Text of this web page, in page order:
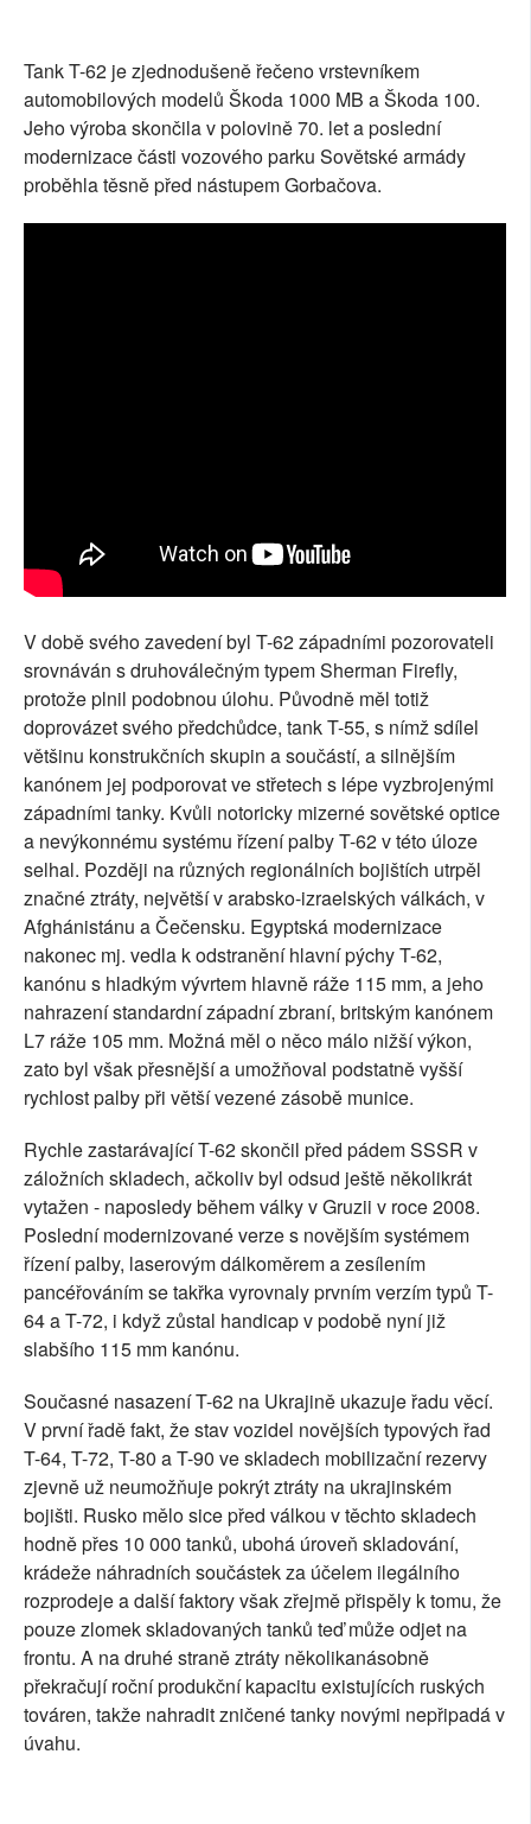
Tank T-62 je zjednodušeně řečeno vrstevníkem
automobilových modelů Škoda 1000 MB a Škoda 100.
Jeho výroba skončila v polovině 70. let a poslední
modernizace části vozového parku Sovětské armády
proběhla těsně před nástupem Gorbačova.
V době svého zavedení byl T-62 západními pozorovateli
srovnáván s druhoválečným typem Sherman Firefly,
protože plnil podobnou úlohu. Původně měl totiž
doprovázet svého předchůdce, tank T-55, s nímž sdílel
většinu konstrukčních skupin a součástí, a silnějším
kanónem jej podporovat ve střetech s lépe vyzbrojenými
západními tanky. Kvůli notoricky mizerné sovětské optice
a nevýkonnému systému řízení palby T-62 v této úloze
selhal. Později na různých regionálních bojištích utrpěl
značné ztráty, největší v arabsko-izraelských válkách, v
Afghánistánu a Čečensku. Egyptská modernizace
nakonec mj. vedla k odstranění hlavní pýchy T-62,
kanónu s hladkým vývrtem hlavně ráže 115 mm, a jeho
nahrazení standardní západní zbraní, britským kanónem
L7 ráže 105 mm. Možná měl o něco málo nižší výkon,
zato byl však přesnější a umožňoval podstatně vyšší
rychlost palby při větší vezené zásobě munice.
Rychle zastarávající T-62 skončil před pádem SSSR v
záložních skladech, ačkoliv byl odsud ještě několikrát
vytažen - naposledy během války v Gruzii v roce 2008.
Poslední modernizované verze s novějším systémem
řízení palby, laserovým dálkoměrem a zesílením
pancéřováním se takřka vyrovnaly prvním verzím typů T-
64 a T-72, i když zůstal handicap v podobě nyní již
slabšího 115 mm kanónu.
Současné nasazení T-62 na Ukrajině ukazuje řadu věcí.
V první řadě fakt, že stav vozidel novějších typových řad
T-64, T-72, T-80 a T-90 ve skladech mobilizační rezervy
zjevně už neumožňuje pokrýt ztráty na ukrajinském
bojišti. Rusko mělo sice před válkou v těchto skladech
hodně přes 10 000 tanků, ubohá úroveň skladování,
krádeže náhradních součástek za účelem ilegálního
rozprodeje a další faktory však zřejmě přispěly k tomu, že
pouze zlomek skladovaných tanků teď může odjet na
frontu. A na druhé straně ztráty několikanásobně
překračují roční produkční kapacitu existujících ruských
továren, takže nahradit zničené tanky novými nepřipadá v
úvahu.